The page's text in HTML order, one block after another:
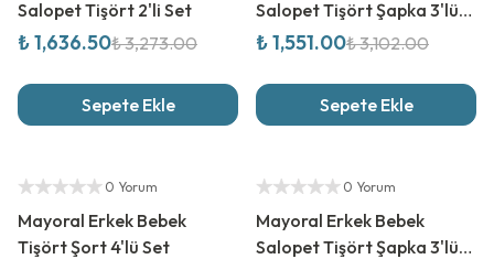
Salopet Tişört 2'li Set
₺ 1,636.50₺ 3,273.00
Sepete Ekle
Salopet Tişört Şapka 3'lü
Set
₺ 1,551.00₺ 3,102.00
Sepete Ekle
Yetkili Satıcı
0 Yorum
Mayoral Erkek Bebek
Tişört Şort 4'lü Set
Yetkili Satıcı
0 Yorum
Mayoral Erkek Bebek
Salopet Tişört Şapka 3'lü